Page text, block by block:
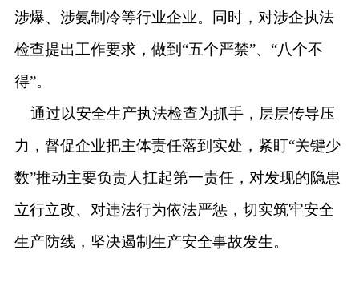
涉爆、涉氨制冷等行业企业。
同时，对涉企执法
检查提出工作要求，做到 “五个严禁”、“八个不
得”。
通过以安全生产执法检查为抓手，层层传导压
力，督促企业把主体责任落到实处，紧盯“关键少
数”推动主要负责人扛起第一责任，对发现的隐患
立行立改、对违法行为依法严惩，切实筑牢安全
生产防线，坚决遏制 生产安全事故发生。